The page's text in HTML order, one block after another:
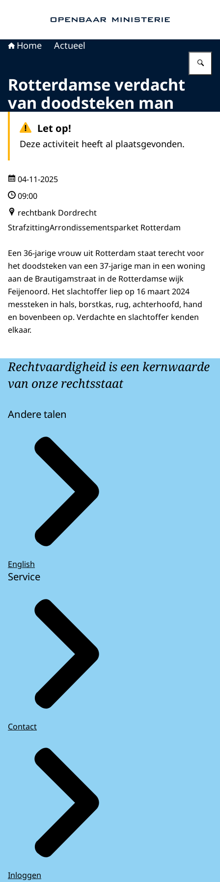
Home Actueel
Rotterdamse verdacht
van doodsteken man
Let op!
Deze activiteit heeft al plaatsgevonden.
04-11-2025
09:00
rechtbank Dordrecht
StrafzittingArrondissementsparket Rotterdam
Een 36-jarige vrouw uit Rotterdam staat terecht voor
het doodsteken van een 37-jarige man in een woning
aan de Brautigamstraat in de Rotterdamse wijk
Feijenoord. Het slachtoffer liep op 16 maart 2024
messteken in hals, borstkas, rug, achterhoofd, hand
en bovenbeen op. Verdachte en slachtoffer kenden
elkaar.
Rechtvaardigheid is een kernwaarde
van onze rechtsstaat
Andere talen
English
Service
Contact
Inloggen